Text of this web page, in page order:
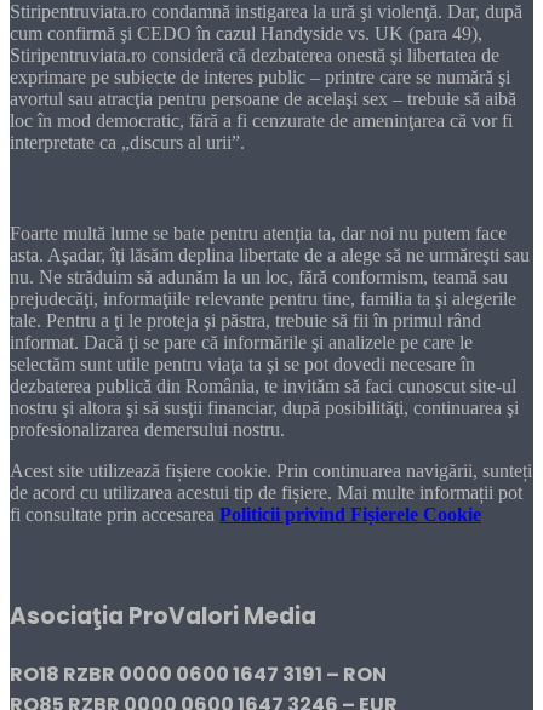
Stiripentruviata.ro condamnă instigarea la ură şi violenţă. Dar, după
cum confirmă şi CEDO în cazul Handyside vs. UK (para 49),
Stiripentruviata.ro consideră că dezbaterea onestă şi libertatea de
exprimare pe subiecte de interes public – printre care se numără şi
avortul sau atracţia pentru persoane de acelaşi sex – trebuie să aibă
loc în mod democratic, fără a fi cenzurate de ameninţarea că vor fi
interpretate ca „discurs al urii”.
Foarte multă lume se bate pentru atenţia ta, dar noi nu putem face
asta. Aşadar, îţi lăsăm deplina libertate de a alege să ne urmăreşti sau
nu. Ne străduim să adunăm la un loc, fără conformism, teamă sau
prejudecăţi, informaţiile relevante pentru tine, familia ta şi alegerile
tale. Pentru a ţi le proteja şi păstra, trebuie să fii în primul rând
informat. Dacă ţi se pare că informările şi analizele pe care le
selectăm sunt utile pentru viaţa ta şi se pot dovedi necesare în
dezbaterea publică din România, te invităm să faci cunoscut site-ul
nostru şi altora şi să susţii financiar, după posibilităţi, continuarea şi
profesionalizarea demersului nostru.
Acest site utilizează fișiere cookie. Prin continuarea navigării, sunteți
de acord cu utilizarea acestui tip de fișiere. Mai multe informații pot
fi consultate prin accesarea Politicii privind Fișierele Cookie
Asociaţia ProValori Media
RO18 RZBR 0000 0600 1647 3191 – RON